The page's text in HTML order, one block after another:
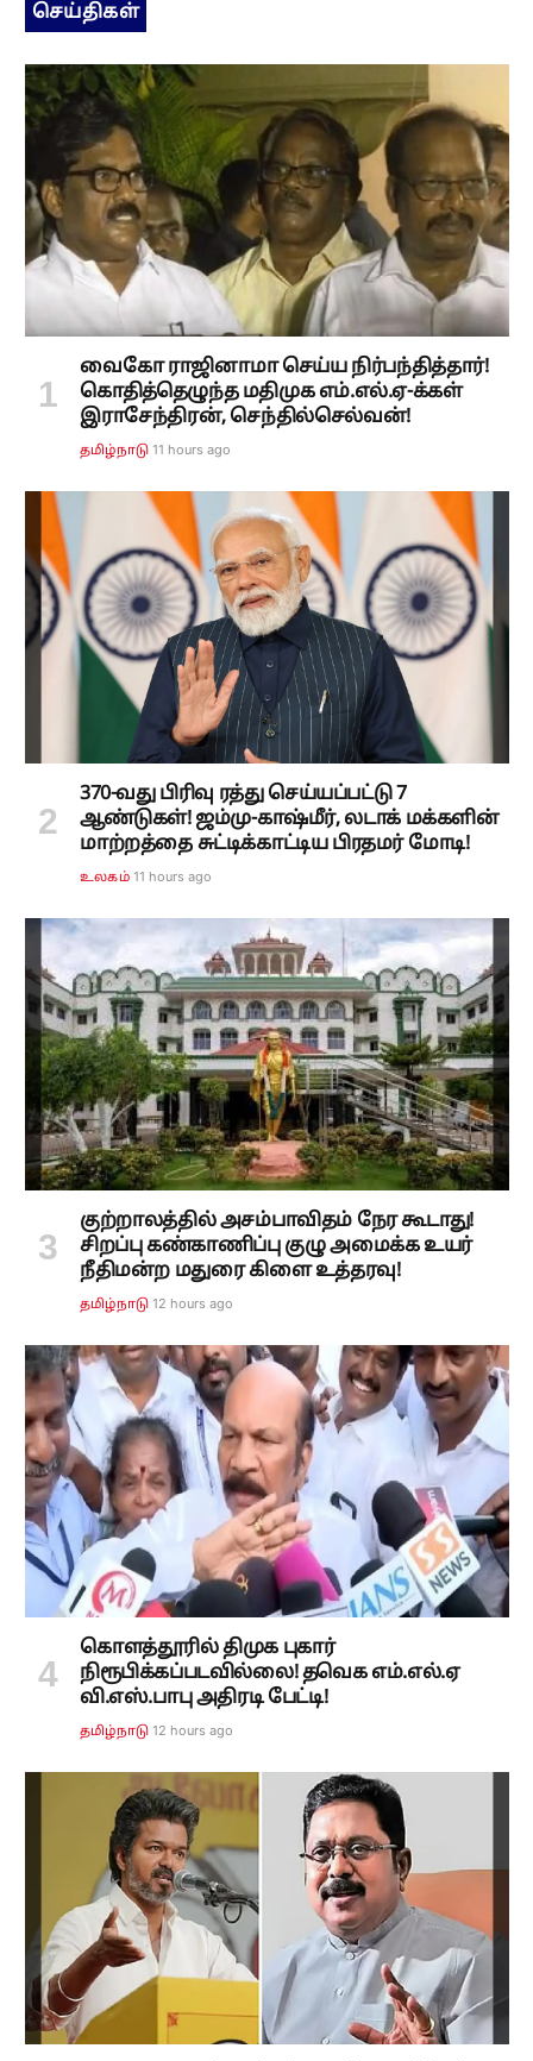
செய்திகள்
வைகோ ராஜினாமா செய்ய நிர்பந்தித்தார்!
கொதித்தெழுந்த மதிமுக எம்.எல்.ஏ-க்கள்
இராசேந்திரன், செந்தில்செல்வன்!
தமிழ்நாடு 11 hours ago
370-வது பிரிவு ரத்து செய்யப்பட்டு 7
ஆண்டுகள்! ஜம்மு-காஷ்மீர், லடாக் மக்களின்
மாற்றத்தை சுட்டிக்காட்டிய பிரதமர் மோடி!
உலகம் 11 hours ago
குற்றாலத்தில் அசம்பாவிதம் நேர கூடாது!
சிறப்பு கண்காணிப்பு குழு அமைக்க உயர்
நீதிமன்ற மதுரை கிளை உத்தரவு!
தமிழ்நாடு 12 hours ago
கொளத்தூரில் திமுக புகார்
நிரூபிக்கப்படவில்லை! தவெக எம்.எல்.ஏ
வி.எஸ்.பாபு அதிரடி பேட்டி!
தமிழ்நாடு 12 hours ago